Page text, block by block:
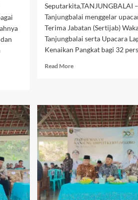
Seputarkita,TANJUNGBALAI
Tanjungbalai menggelar
Terima Jabatan (Sertijab)
Tanjungbalai serta Upacara
Kenaikan Pangkat bagi 32
Read MoreRead
Gelar
Upacara
Sertijab
Wakapolres
dan
Kenaikan
Pangkat
Personel